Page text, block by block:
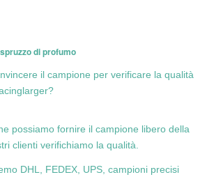
di profumo
il campione per verificare la qualità
possiamo fornire il campione libero della
clienti verifichiamo la qualità.
DHL, FEDEX, UPS, campioni precisi